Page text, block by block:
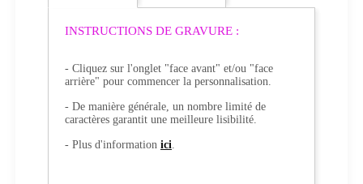
INSTRUCTIONS DE GRAVURE :
- Cliquez sur l'onglet "face avant" et/ou "face
arrière" pour commencer la personnalisation.
- De manière générale, un nombre limité de
caractères garantit une meilleure lisibilité.
- Plus d'information ici.